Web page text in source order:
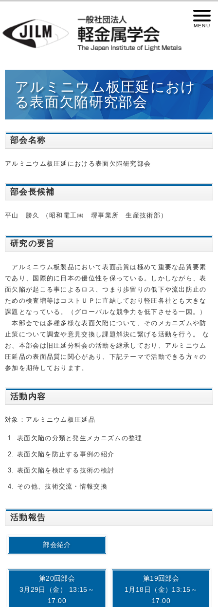
アルミニウム板圧延におけ
る表面欠陥研究部会
部会名称
アルミニウム板圧延における表面欠陥研究部会
部会長候補
平山 勝久 （昭和電工㈱ 堺事業所 生産技術部）
研究の要旨
アルミニウム板製品において表面品質は極めて重要な品質要素
であり、国際的に日本の優位性を保っている。しかしながら、表
面欠陥が起こる事によるロス、つまり歩留りの低下や流出防止の
ための検査増等はコストＵＰに直結しており軽圧各社とも大きな
課題となっている。（グローバルな競争力を低下させる一因。）
本部会では多種多様な表面欠陥について、そのメカニズムや防
止策について調査や意見交換し課題解決に繋げる活動を行う。 な
お、本部会は旧圧延分科会の活動を継承しており、アルミニウム
圧延品の表面品質に関心があり、下記テーマで活動できる方々の
参加を期待しております。
活動内容
対象：アルミニウム板圧延品
表面欠陥の分類と発生メカニズムの整理
表面欠陥を防止する事例の紹介
表面欠陥を検出する技術の検討
その他、技術交流・情報交換
活動報告
部会紹介
第20回部会
3月29日（金） 13:15～
17:00
第19回部会
1月18日（金）13:15～
17:00